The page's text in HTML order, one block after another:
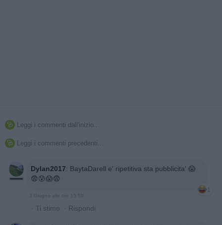
 Leggi i commenti dall'inizio...
 Leggi i commenti precedenti...
Dylan2017: BaytaDarell e' ripetitiva sta pubblicita' 😱
😨😰😱😨
1
3 Giugno alle ore 15:59
· Ti stimo · Rispondi